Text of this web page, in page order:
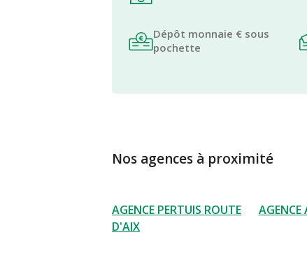
Dépôt monnaie € sous
pochette
Nos agences à proximité
AGENCE PERTUIS ROUTE
D'AIX
AGENCE